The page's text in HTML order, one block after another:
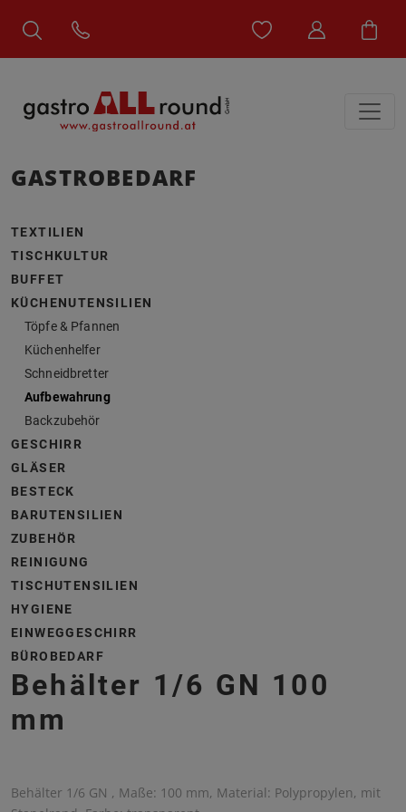
GASTROBEDARF
TEXTILIEN
TISCHKULTUR
BUFFET
KÜCHENUTENSILIEN
Töpfe & Pfannen
Küchenhelfer
Schneidbretter
Aufbewahrung
Backzubehör
GESCHIRR
GLÄSER
BESTECK
BARUTENSILIEN
ZUBEHÖR
REINIGUNG
TISCHUTENSILIEN
HYGIENE
EINWEGGESCHIRR
BÜROBEDARF
Behälter 1/6 GN 100
mm
Behälter 1/6 GN , Maße: 100 mm, Material: Polypropylen, mit